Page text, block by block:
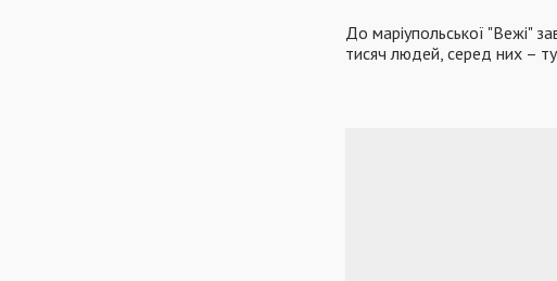
До маріупольської "Вежі"
тисяч людей, серед них –